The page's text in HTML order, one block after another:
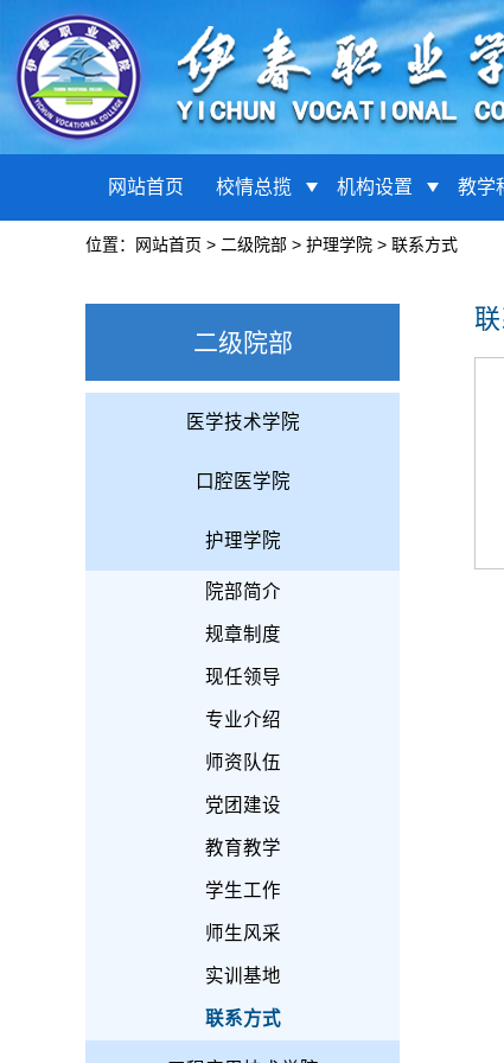
网站首页 校情总揽 机构设置 教学
位置： 网站首页 > 二级院部 > 护理学院 > 联系方式
二级院部
医学技术学院
口腔医学院
护理学院
院部简介
规章制度
现任领导
专业介绍
师资队伍
党团建设
教育教学
学生工作
师生风采
实训基地
联系方式